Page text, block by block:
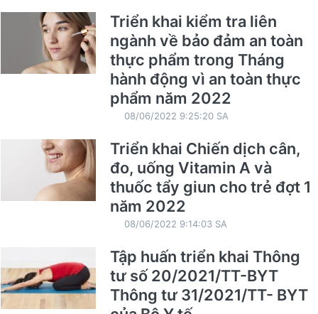
Triển khai kiểm tra liên
ngành về bảo đảm an toàn
thực phẩm trong Tháng
hành động vì an toàn thực
phẩm năm 2022
08/06/2022 9:25:20 SA
Triển khai Chiến dịch cân,
đo, uống Vitamin A và
thuốc tẩy giun cho trẻ đợt 1
năm 2022
08/06/2022 9:14:03 SA
Tập huấn triển khai Thông
tư số 20/2021/TT-BYT
Thông tư 31/2021/TT- BYT